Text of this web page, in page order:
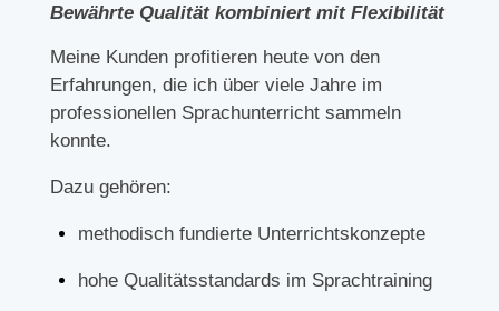
Bewährte Qualität kombiniert mit Flexibilität
Meine Kunden profitieren heute von den
Erfahrungen, die ich über viele Jahre im
professionellen Sprachunterricht sammeln
konnte.
Dazu gehören:
methodisch fundierte Unterrichtskonzepte
hohe Qualitätsstandards im Sprachtraining